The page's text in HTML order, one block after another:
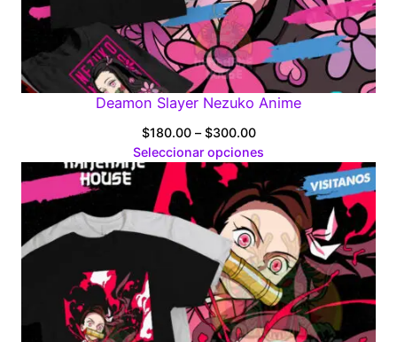
Deamon Slayer Nezuko Anime
$180.00 – $300.00Price
range:
through
$300.00
Seleccionar opciones